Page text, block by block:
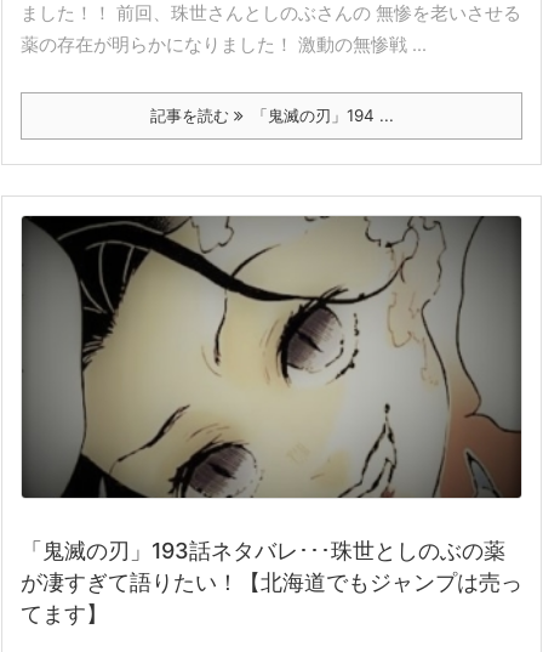
ました！！ 前回、珠世さんとしのぶさんの 無惨を老いさせる
薬の存在が明らかになりました！ 激動の無惨戦 ...
記事を読む 「鬼滅の刃」194 ...
「鬼滅の刃」193話ネタバレ･･･珠世としのぶの薬
が凄すぎて語りたい！【北海道でもジャンプは売っ
てます】